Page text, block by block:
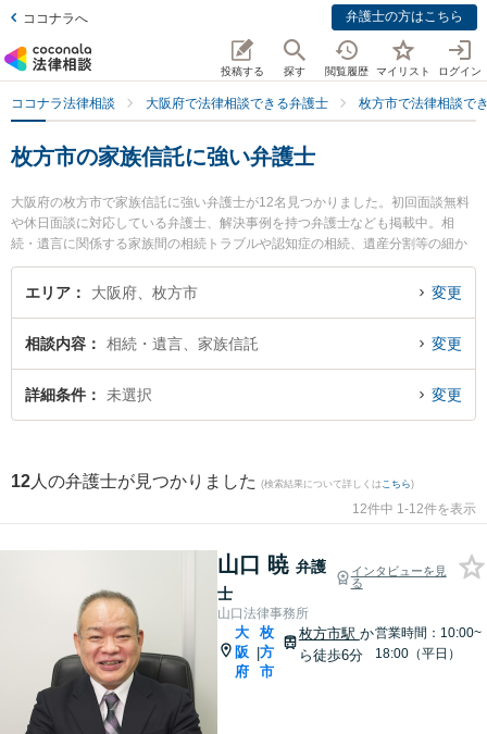
ココナラへ 弁護士の方はこちら
投稿する 探す 閲覧履歴 マイリスト ログイン
ココナラ法律相談 大阪府で法律相談できる弁護士 枚方市で法律相談で
枚方市の家族信託に強い弁護士
大阪府の枚方市で家族信託に強い弁護士が12名見つかりました。初回面談無料
や休日面談に対応している弁護士、解決事例を持つ弁護士なども掲載中。相
続・遺言に関係する家族間の相続トラブルや認知症の相続、遺産分割等の細か
な分野での絞り込み検索もでき便利です。特に山口法律事務所の山口 暁弁護士
やあまのがわ法律事務所の神永 夕貴弁護士、古山綜合法律事務所の古山 隼也弁
い』『家族信託のトラブル解決の実績豊富な近くの弁護士を検索したい』『初
回相談無料で家族信託を法律相談できる枚方市内の弁護士に相談予約したい』
などでお困りの相談者さんにおすすめです。
エリア 大阪府、枚方市 変更
相談内容 相続・遺言、家族信託 変更
詳細条件 未選択 変更
12 人の弁護士が見つかりました (検索結果について詳しくは こちら)
12件中 1-12件を表示
山口 暁 弁護
士
インタビューを見
る
山口法律事務所
大
阪
府
|
枚
方
市
枚方市駅 か
ら徒歩6分
営業時間：10:00~
18:00（平日）